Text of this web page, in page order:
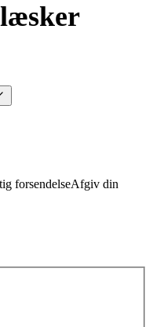
forsendelseAfgiv din